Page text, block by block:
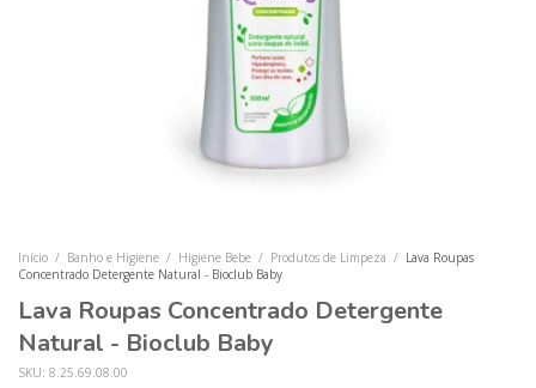
Início / Banho e Higiene / Higiene Bebe / Produtos de Limpeza / Lava Roupas
Concentrado Detergente Natural - Bioclub Baby
Lava Roupas Concentrado Detergente
Natural - Bioclub Baby
SKU: 8.25.69.08.00